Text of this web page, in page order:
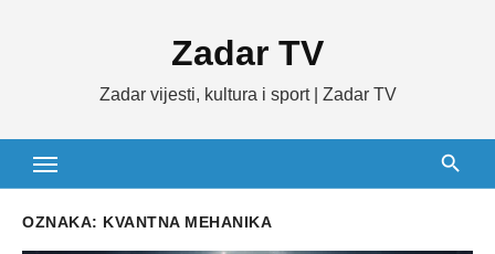
Zadar TV
Zadar vijesti, kultura i sport | Zadar TV
OZNAKA: KVANTNA MEHANIKA